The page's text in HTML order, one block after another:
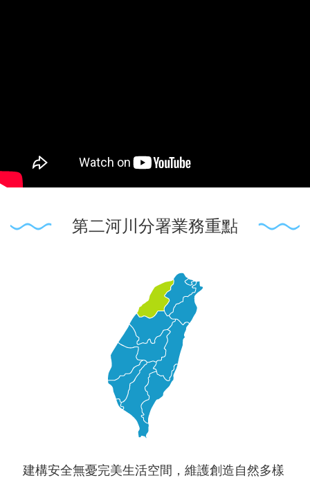
第二河川分署業務重點
建構安全無憂完美生活空間，維護創造自然多樣